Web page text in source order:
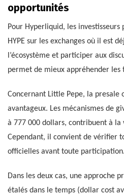
opportunités
Pour Hyperliquid, les
HYPE sur les exchanges où il est
l’écosystème et participer aux
permet de mieux appréhender les
Concernant Little Pepe, la presale
avantageux. Les mécanismes de
à 777 000 dollars, contribuent à la
Cependant, il convient de vérifier
officielles avant toute participation.
Dans les deux cas, une approche
étalés dans le temps (dollar cost